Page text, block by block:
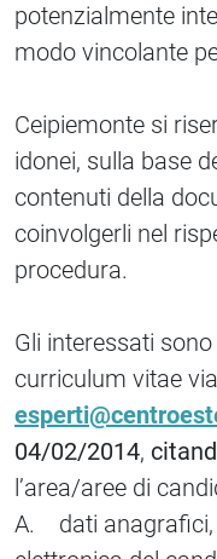
potenzialmente
modo vincolante
Ceipiemonte si
idonei, sulla base
contenuti della
coinvolgerli nel
procedura.
Gli interessati
curriculum vitae
04/02/2014,
l’area/aree di
A. dati anagrafici,